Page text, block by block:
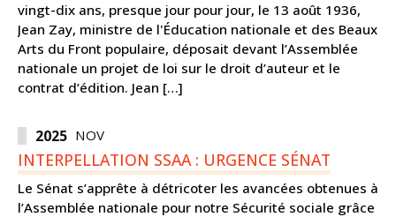
vingt-dix ans, presque jour pour jour, le 13 août 1936,
Jean Zay, ministre de l'Éducation nationale et des Beaux
Arts du Front populaire, déposait devant l’Assemblée
nationale un projet de loi sur le droit d’auteur et le
contrat d’édition. Jean […]
NOV
2025
INTERPELLATION SSAA : URGENCE SÉNAT
Le Sénat s’apprête à détricoter les avancées obtenues à
l’Assemblée nationale pour notre Sécurité sociale grâce